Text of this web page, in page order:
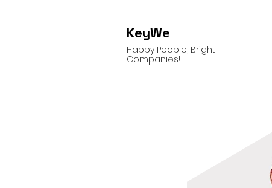
KeyWe
Happy People, Bright
Companies!